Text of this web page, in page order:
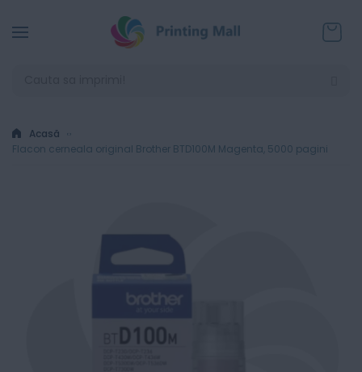
Acasă
Flacon cerneala original Brother BTD100M Magenta, 5000 pagini